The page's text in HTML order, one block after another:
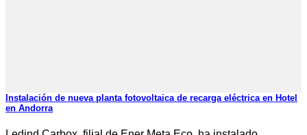
Instalación de nueva planta fotovoltaica de recarga eléctrica en Hotel
en Andorra